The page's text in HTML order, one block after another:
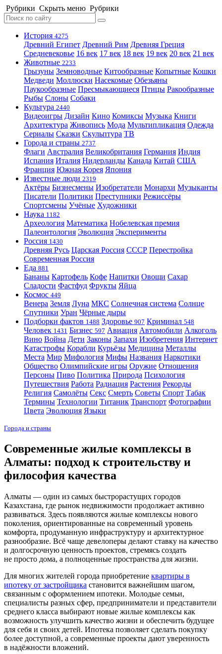
Рубрики Скрыть меню Рубрики
История 4275
Древний Египет Древний Рим Древняя Греция
Средневековье 16 век 17 век 18 век 19 век 20 век 21 век
Животные 2233
Грызуны Земноводные Китообразные Копытные Кошки
Медведи Моллюски Насекомые Обезьяны
Паукообразные Пресмыкающиеся Птицы Ракообразные
Рыбы Слоны Собаки
Культура 2440
Видеоигры Дизайн Кино Комиксы Музыка Книги
Архитектура Живопись Мода Мультипликация Одежда
Сериалы Сказки Скульптура ТВ
Города и страны 2737
Флаги Австралия Великобритания Германия Индия
Испания Италия Нидерланды Канада Китай США
Франция Южная Корея Япония
Известные люди 2319
Актёры Бизнесмены Изобретатели Монархи Музыканты
Писатели Политики Преступники Режиссёры
Спортсмены Учёные Художники
Наука 1182
Археология Математика Нобелевская премия
Палеонтология Эволюция Эксперименты
Россия 1430
Древняя Русь Царская Россия СССР Перестройка
Современная Россия
Еда 881
Бананы Картофель Кофе Напитки Овощи Сахар
Сладости Фастфуд Фрукты Яйца
Космос 449
Венера Земля Луна МКС Солнечная система Солнце
Спутники Уран Чёрные дыры
Подборки фактов 1488 Здоровье 907 Криминал 548
Человек 1431 Бизнес 597 Авиация Автомобили Алкоголь
Вино Война Дети Законы Запахи Изобретения Интернет
Катастрофы Корабли Курьёзы Медицина Металлы
Места Мир Мифология Мифы Названия Наркотики
Общество Олимпийские игры Оружие Отношения
Персоны Пиво Политика Природа Психология
Путешествия Работа Радиация Растения Рекорды
Религия Самолёты Секс Смерть Советы Спорт Табак
Термины Технологии Титаник Транспорт Фотографии
Цвета Эволюция Языки
Города и страны
Современные жилые комплексы в
Алматы: подход к строительству и
философия качества
Алматы — один из самых быстрорастущих городов
Казахстана, где рынок недвижимости продолжает активно
развиваться. Здесь появляются жилые комплексы нового
поколения, ориентированные на современный уровень
комфорта, продуманную инфраструктуру и архитектурное
разнообразие. Всё чаще девелоперы делают ставку на качество
и долгосрочную ценность проектов, стремясь создать
не просто дома, а полноценные пространства для жизни.
Для многих жителей города приобретение квартиры в
ипотеку от застройщика становится важнейшим шагом,
связанным с оформлением ипотеки. Молодые семьи,
специалисты разных сфер, предприниматели и представители
среднего класса выбирают новые жилые комплексы как
возможность улучшить качество жизни и обеспечить будущее
для себя и своих детей. Ипотека позволяет сделать покупку
более доступной, а современные проекты дают уверенность
в надёжности вложений.